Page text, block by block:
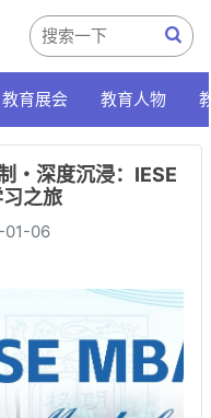
教育展会 教育人物
・深度沉浸：IESE
之旅
01-06